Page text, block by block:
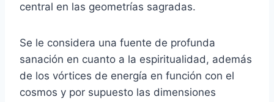
central en las geometrías sagradas.
Se le considera una fuente de profunda
sanación en cuanto a la espiritualidad, además
de los vórtices de energía en función con el
cosmos y por supuesto las dimensiones